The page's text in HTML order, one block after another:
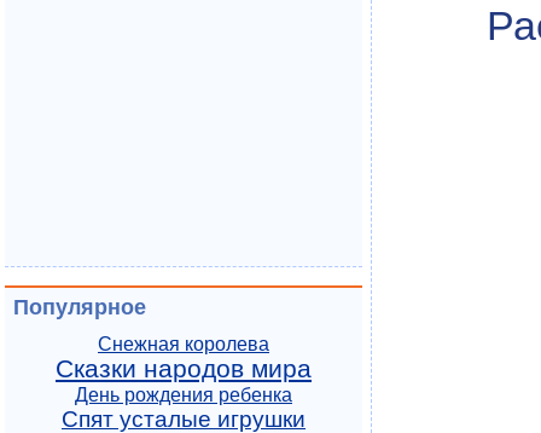
Популярное
Снежная королева
Сказки народов мира
День рождения ребенка
Спят усталые игрушки